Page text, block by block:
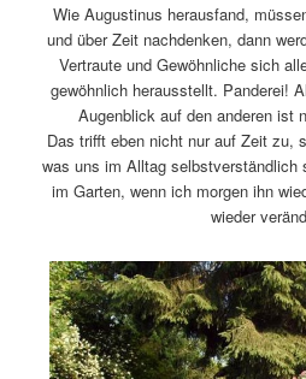
Wie Augustinus herausfand,
und über Zeit nachdenken, dann
Vertraute und Gewöhnliche sich
gewöhnlich herausstellt. Panderei!
Augenblick auf den anderen ist
Das trifft eben nicht nur auf Zeit zu,
was uns im Alltag selbstverständlich
im Garten, wenn ich morgen ihn
wieder